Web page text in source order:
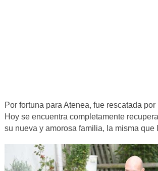
Por fortuna para Atenea, fue rescatada
Hoy se encuentra completamente
su nueva y amorosa familia, la misma que